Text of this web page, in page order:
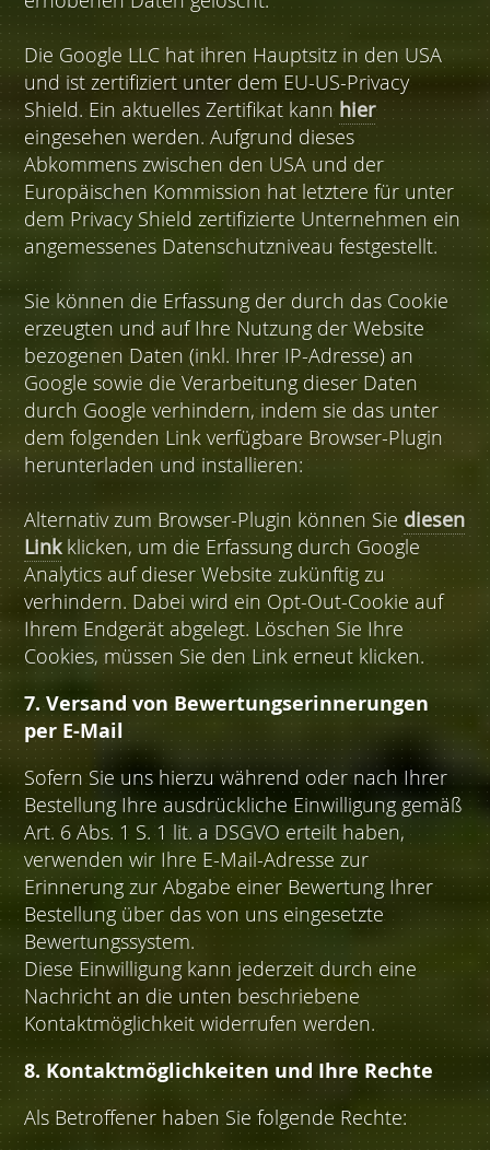
Die Google LLC hat ihren Hauptsitz in den USA
und ist zertifiziert unter dem EU-US-Privacy
Shield. Ein aktuelles Zertifikat kann hier
eingesehen werden. Aufgrund dieses
Abkommens zwischen den USA und der
Europäischen Kommission hat letztere für unter
dem Privacy Shield zertifizierte Unternehmen ein
angemessenes Datenschutzniveau festgestellt.
Sie können die Erfassung der durch das Cookie
erzeugten und auf Ihre Nutzung der Website
bezogenen Daten (inkl. Ihrer IP-Adresse) an
Google sowie die Verarbeitung dieser Daten
durch Google verhindern, indem sie das unter
dem folgenden Link verfügbare Browser-Plugin
herunterladen und installieren:
Alternativ zum Browser-Plugin können Sie diesen
Linkklicken, um die Erfassung durch Google
Analytics auf dieser Website zukünftig zu
verhindern. Dabei wird ein Opt-Out-Cookie auf
Ihrem Endgerät abgelegt. Löschen Sie Ihre
Cookies, müssen Sie den Link erneut klicken.
7. Versand von Bewertungserinnerungen
per E-Mail
Sofern Sie uns hierzu während oder nach Ihrer
Bestellung Ihre ausdrückliche Einwilligung gemäß
Art. 6 Abs. 1 S. 1 lit. a DSGVO erteilt haben,
verwenden wir Ihre E-Mail-Adresse zur
Erinnerung zur Abgabe einer Bewertung Ihrer
Bestellung über das von uns eingesetzte
Bewertungssystem.
Diese Einwilligung kann jederzeit durch eine
Nachricht an die unten beschriebene
Kontaktmöglichkeit widerrufen werden.
8. Kontaktmöglichkeiten und Ihre Rechte
Als Betroffener haben Sie folgende Rechte: